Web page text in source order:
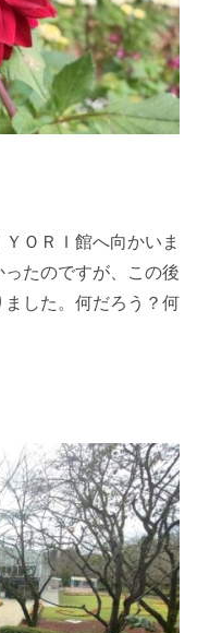
ＯＲＩ館へ向かいま
たのですが、この後
ました。何だろう？何